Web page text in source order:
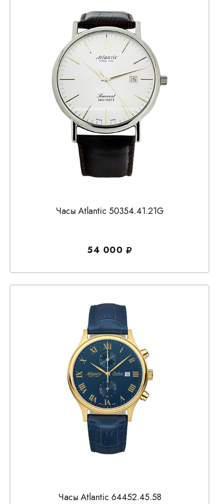
Часы Atlantic 50354.41.21G
54 000
Часы Atlantic 64452.45.58